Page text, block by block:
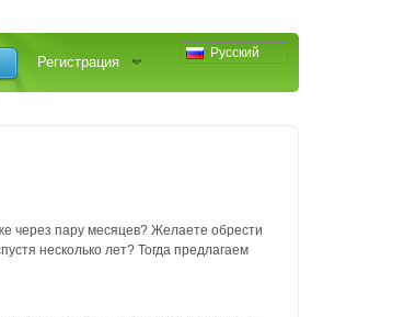
Русский
Регистрация
через пару месяцев? Желаете обрести
несколько лет? Тогда предлагаем